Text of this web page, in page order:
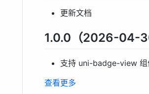
更新文档
1.0.0（2026-04-
支持 uni-badge-view 组
查看更多